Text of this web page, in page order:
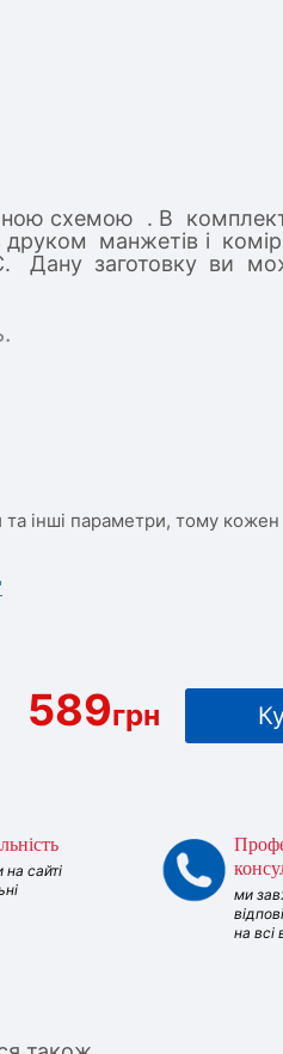
схемою . В
манжетів і
Дану заготовку ви
інші параметри, тому
589грн
на сайті
ми
на всі